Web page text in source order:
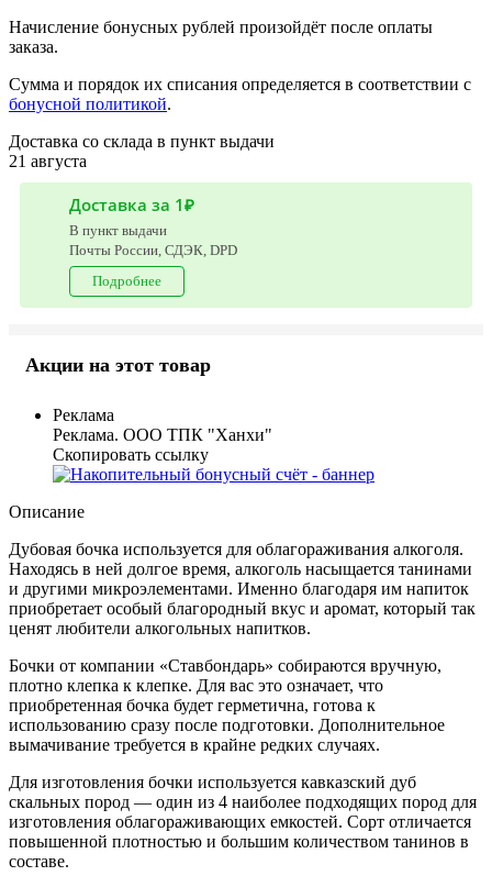
Начисление бонусных рублей произойдёт после оплаты
заказа.
Сумма и порядок их списания определяется в соответствии с
бонусной политикой.
Доставка со склада в пункт выдачи
21 августа
Доставка за 1₽
В пункт выдачи
Почты России, СДЭК, DPD
Подробнее
Акции на этот товар
Реклама
Реклама. ООО ТПК "Ханхи"
Скопировать ссылку
Описание
Дубовая бочка используется для облагораживания алкоголя.
Находясь в ней долгое время, алкоголь насыщается танинами
и другими микроэлементами. Именно благодаря им напиток
приобретает особый благородный вкус и аромат, который так
ценят любители алкогольных напитков.
Бочки от компании «Ставбондарь» собираются вручную,
плотно клепка к клепке. Для вас это означает, что
приобретенная бочка будет герметична, готова к
использованию сразу после подготовки. Дополнительное
вымачивание требуется в крайне редких случаях.
Для изготовления бочки используется кавказский дуб
скальных пород — один из 4 наиболее подходящих пород для
изготовления облагораживающих емкостей. Сорт отличается
повышенной плотностью и большим количеством танинов в
составе.